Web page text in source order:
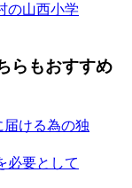
の山西小学
らもおすすめ
必要として